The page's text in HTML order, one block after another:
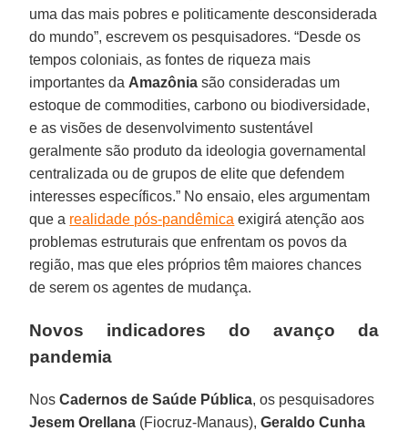
uma das mais pobres e politicamente desconsiderada
do mundo”, escrevem os pesquisadores. “Desde os
tempos coloniais, as fontes de riqueza mais
importantes da Amazônia são consideradas um
estoque de commodities, carbono ou biodiversidade,
e as visões de desenvolvimento sustentável
geralmente são produto da ideologia governamental
centralizada ou de grupos de elite que defendem
interesses específicos.” No ensaio, eles argumentam
que a realidade pós-pandêmica exigirá atenção aos
problemas estruturais que enfrentam os povos da
região, mas que eles próprios têm maiores chances
de serem os agentes de mudança.
Novos indicadores do avanço da
pandemia
NosCadernos de Saúde Pública, os pesquisadores
Jesem Orellana (Fiocruz-Manaus),Geraldo Cunha